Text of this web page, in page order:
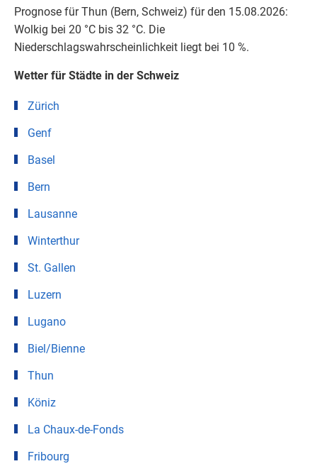
Prognose für Thun (Bern, Schweiz) für den 15.08.2026:
Wolkig bei 20 °C bis 32 °C. Die
Niederschlagswahrscheinlichkeit liegt bei 10 %.
Wetter für Städte in der Schweiz
Zürich
Genf
Basel
Bern
Lausanne
Winterthur
St. Gallen
Luzern
Lugano
Biel/Bienne
Thun
Köniz
La Chaux-de-Fonds
Fribourg